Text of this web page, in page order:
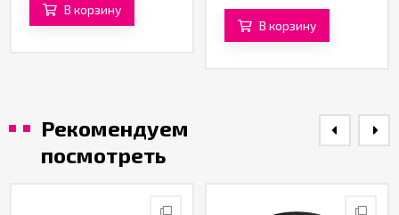
В корзину
В корзину
Рекомендуем
посмотреть